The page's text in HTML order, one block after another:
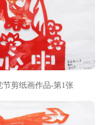
节剪纸画作品-第1张